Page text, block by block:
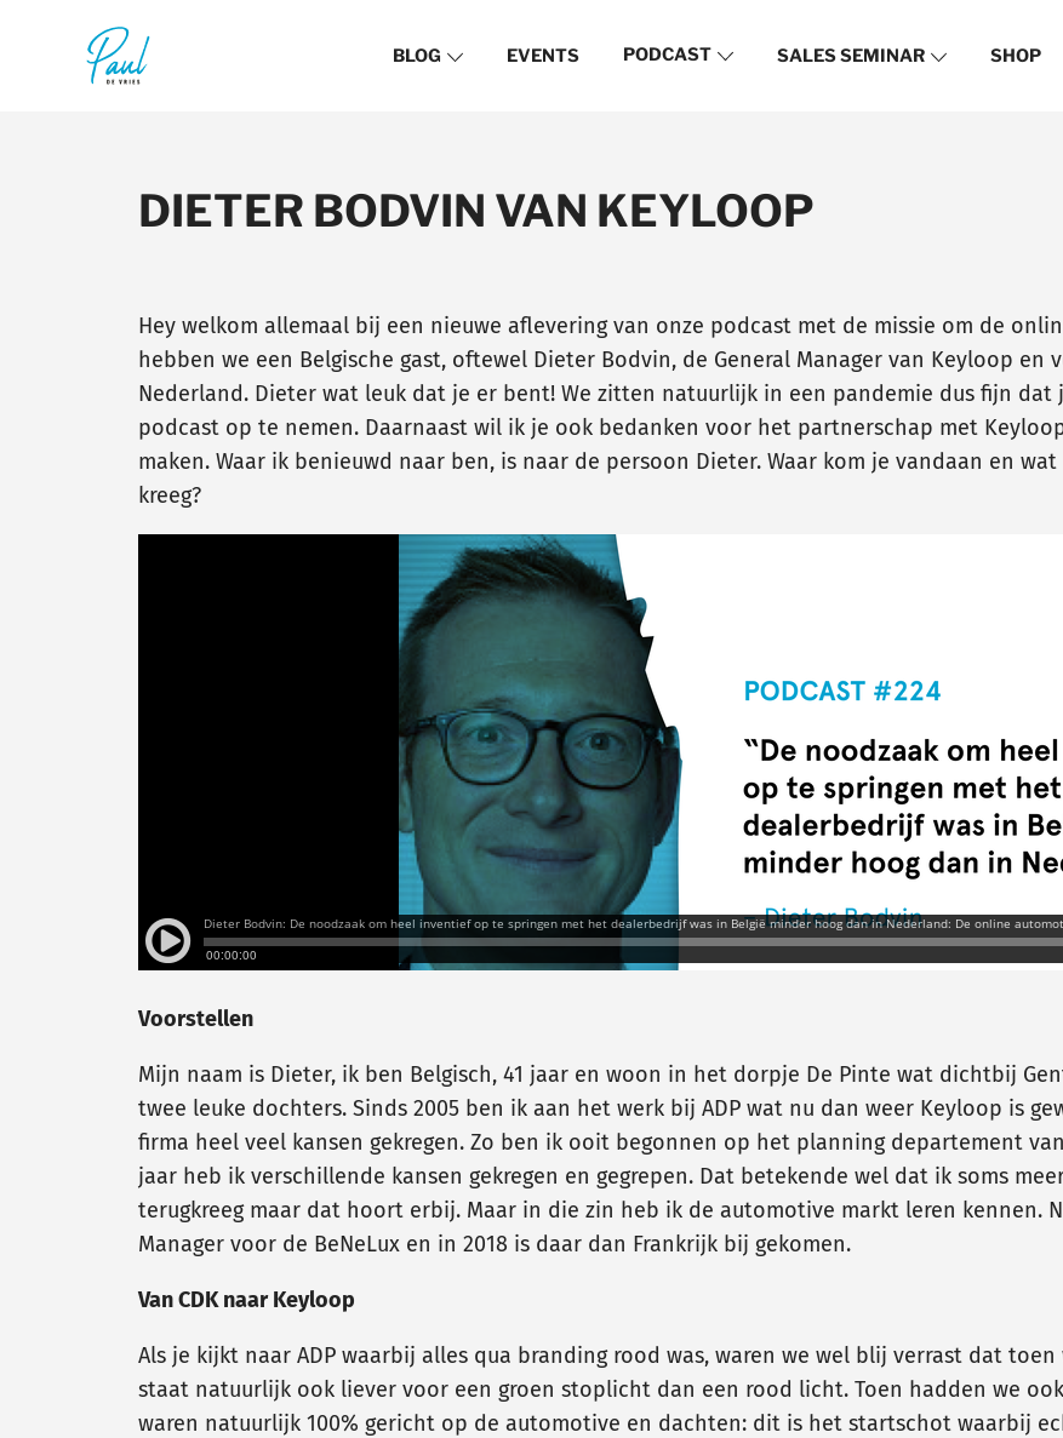
BLOG EVENTS PODCAST SALES SEMINAR SHOP
DIETER BODVIN VAN KEYLOOP
Hey welkom allemaal bij een nieuwe aflevering van onze podcast met de missie om de
hebben we een Belgische gast, oftewel Dieter Bodvin, de General Manager van Keyloop en
Nederland. Dieter wat leuk dat je er bent! We zitten natuurlijk in een pandemie dus fijn dat
podcast op te nemen. Daarnaast wil ik je ook bedanken voor het partnerschap met
maken. Waar ik benieuwd naar ben, is naar de persoon Dieter. Waar kom je vandaan en
kreeg?
Voorstellen
Mijn naam is Dieter, ik ben Belgisch, 41 jaar en woon in het dorpje De Pinte wat dichtbij
twee leuke dochters. Sinds 2005 ben ik aan het werk bij ADP wat nu dan weer Keyloop is
firma heel veel kansen gekregen. Zo ben ik ooit begonnen op het planning departement
jaar heb ik verschillende kansen gekregen en gegrepen. Dat betekende wel dat ik soms
terugkreeg maar dat hoort erbij. Maar in die zin heb ik de automotive markt leren kennen.
Manager voor de BeNeLux en in 2018 is daar dan Frankrijk bij gekomen.
Van CDK naar Keyloop
Als je kijkt naar ADP waarbij alles qua branding rood was, waren we wel blij verrast dat toen
staat natuurlijk ook liever voor een groen stoplicht dan een rood licht. Toen hadden we
waren natuurlijk 100% gericht op de automotive en dachten: dit is het startschot waarbij